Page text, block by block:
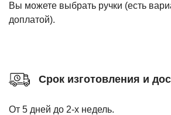
Вы можете выбрать ручки (есть
доплатой).
Срок изготовления и
От 5 дней до 2-х недель.